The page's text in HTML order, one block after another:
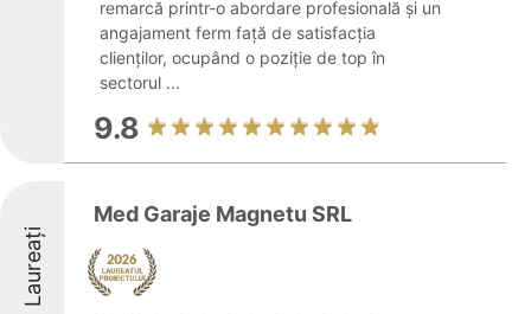
remarcă printr-o abordare profesională și un
angajament ferm față de satisfacția
clienților, ocupând o poziție de top în
sectorul ...
9.8
Laureați
Med Garaje Magnetu SRL